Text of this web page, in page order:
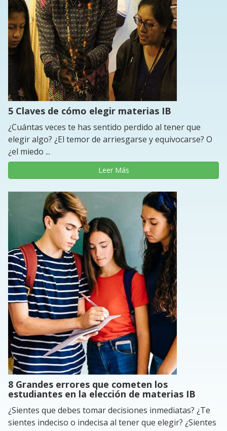
5 Claves de cómo elegir materias IB
¿Cuántas veces te has sentido perdido al tener que
elegir algo? ¿El temor de arriesgarse y equivocarse? O
¿el miedo ...
Leer Más
8 Grandes errores que cometen los
estudiantes en la elección de materias IB
¿Sientes que debes tomar decisiones inmediatas? ¿Te
sientes indeciso o indecisa al tener que elegir? ¿Sientes